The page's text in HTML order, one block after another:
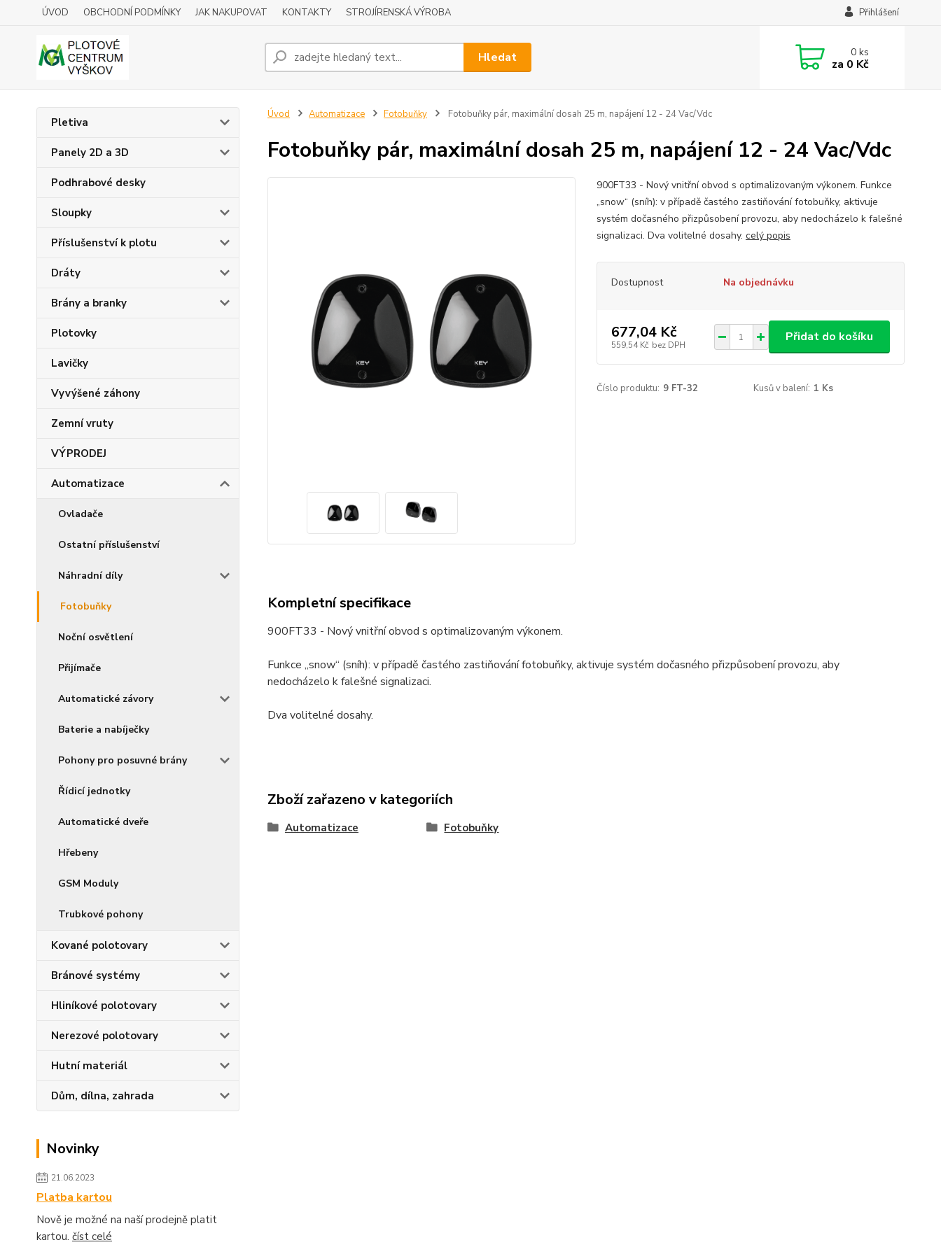
ÚVOD OBCHODNÍ PODMÍNKY JAK NAKUPOVAT KONTAKTY STROJÍRENSKÁ VÝROBA Přihlášení
Hledat 0ks
za 0 Kč
Pletiva
Panely 2D a 3D
Podhrabové desky
Sloupky
Příslušenství k plotu
Dráty
Brány a branky
Plotovky
Lavičky
Vyvýšené záhony
Zemní vruty
VÝPRODEJ
Automatizace
Ovladače
Ostatní příslušenství
Náhradní díly
Fotobuňky
Noční osvětlení
Přijímače
Automatické závory
Baterie a nabíječky
Pohony pro posuvné brány
Řídicí jednotky
Automatické dveře
Hřebeny
GSM Moduly
Trubkové pohony
Kované polotovary
Bránové systémy
Hliníkové polotovary
Nerezové polotovary
Hutní materiál
Dům, dílna, zahrada
Novinky
21.06.2023
Platba kartou
Nově je možné na naší prodejně platit
kartou. číst celé
Úvod Automatizace Fotobuňky Fotobuňky pár, maximální dosah 25 m, napájení 12 - 24 Vac/Vdc
Fotobuňky pár, maximální dosah 25 m, napájení 12 - 24 Vac/Vdc
900FT33 - Nový vnitřní obvod s optimalizovaným výkonem. Funkce
„snow“ (sníh): v případě častého zastiňování fotobuňky, aktivuje
systém dočasného přizpůsobení provozu, aby nedocházelo k falešné
signalizaci. Dva volitelné dosahy. celý popis
Dostupnost Na objednávku
677,04 Kč
559,54 Kč bez DPH
Přidat do košíku
Číslo produktu: 9 FT-32 Kusů v balení: 1 Ks
Kompletní specifikace
900FT33 - Nový vnitřní obvod s optimalizovaným výkonem.
Funkce „snow“ (sníh): v případě častého zastiňování fotobuňky, aktivuje systém dočasného přizpůsobení provozu, aby
nedocházelo k falešné signalizaci.
Dva volitelné dosahy.
Zboží zařazeno v kategoriích
Automatizace Fotobuňky